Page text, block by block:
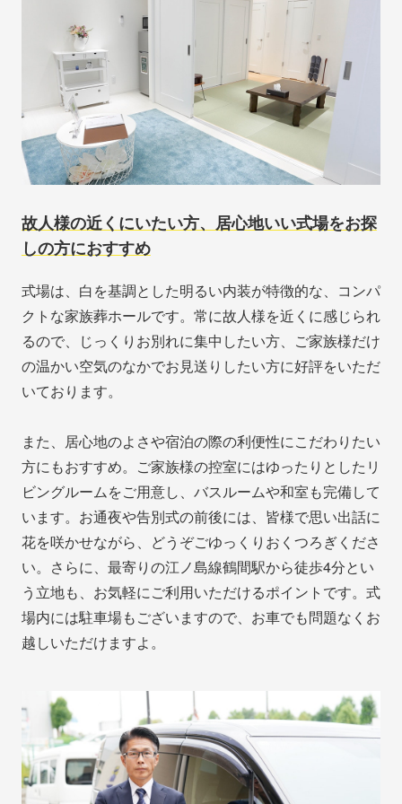
故人様の近くにいたい方、居心地いい式場をお探
しの方におすすめ
式場は、白を基調とした明るい内装が特徴的な、コンパ
クトな家族葬ホールです。常に故人様を近くに感じられ
るので、じっくりお別れに集中したい方、ご家族様だけ
の温かい空気のなかでお見送りしたい方に好評をいただ
いております。
また、居心地のよさや宿泊の際の利便性にこだわりたい
方にもおすすめ。ご家族様の控室にはゆったりとしたリ
ビングルームをご用意し、バスルームや和室も完備して
います。お通夜や告別式の前後には、皆様で思い出話に
花を咲かせながら、どうぞごゆっくりおくつろぎくださ
い。さらに、最寄りの江ノ島線鶴間駅から徒歩4分とい
う立地も、お気軽にご利用いただけるポイントです。式
場内には駐車場もございますので、お車でも問題なくお
越しいただけますよ。